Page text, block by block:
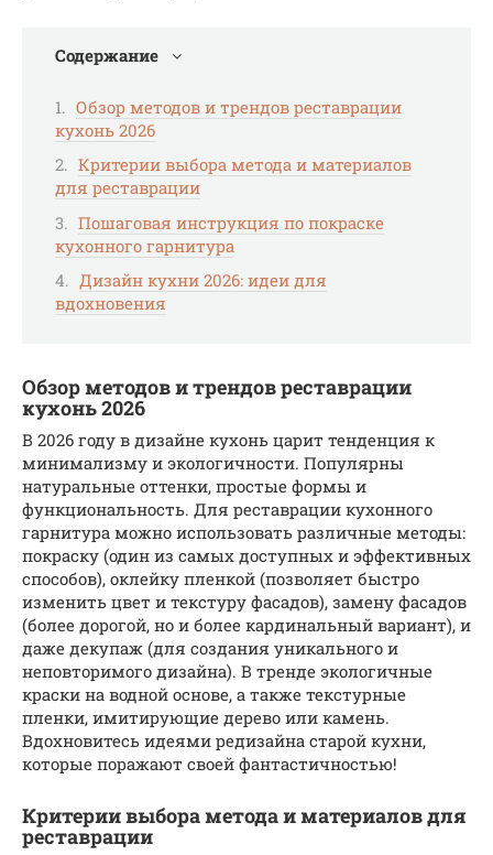
Содержание
Обзор методов и трендов реставрации
кухонь 2026
Критерии выбора метода и материалов
для реставрации
Пошаговая инструкция по покраске
кухонного гарнитура
Дизайн кухни 2026: идеи для
вдохновения
Обзор методов и трендов реставрации
кухонь 2026
В 2026 году в дизайне кухонь царит тенденция к
минимализму и экологичности. Популярны
натуральные оттенки, простые формы и
функциональность. Для реставрации кухонного
гарнитура можно использовать различные методы:
покраску (один из самых доступных и эффективных
способов), оклейку пленкой (позволяет быстро
изменить цвет и текстуру фасадов), замену фасадов
(более дорогой, но и более кардинальный вариант), и
даже декупаж (для создания уникального и
неповторимого дизайна). В тренде экологичные
краски на водной основе, а также текстурные
пленки, имитирующие дерево или камень.
Вдохновитесь идеями редизайна старой кухни,
которые поражают своей фантастичностью!
Критерии выбора метода и материалов для
реставрации